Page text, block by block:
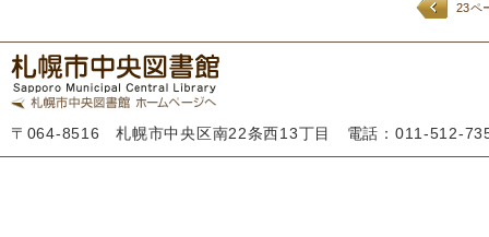
23ペ
〒064-8516 札幌市中央区南22条西13丁目 電話：011-512-